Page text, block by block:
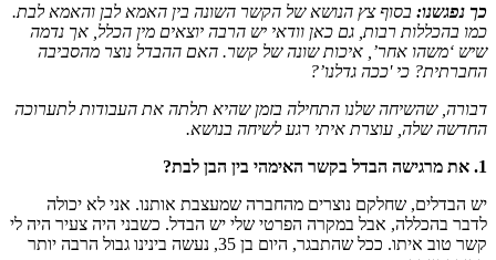
כך נפגשנו: בסוףצץ הנושא של הקשר השונה בין האמא לבן והאמא לבת.
כמו בהכללות רבות, גם כאן וודאי יש הרבה יוצאים מין הכלל, אך נדמה
שיש ‘משהו אחר’, איכות שונה של קשר. האם ההבדל נוצר מהסביבה
החברתית? כי 'ככה גדלנו’?
דבורה, שהשיחה שלנו התחילה בזמן שהיא תלתה את העבודות לתערוכה
החדשה שלה, עוצרת איתי רגע לשיחה בנושא.
1. את מרגישה הבדל בקשר האימהי בין הבן לבת?
יש הבדלים, שחלקם נוצרים מהחברה שמעצבת אותנו. אני לא יכולה
לדבר בהכללה, אבל במקרה הפרטי שלי יש הבדל. כשבני היה צעיר היה לי
קשר טוב איתו. ככל שהתבגר, היום בן 35, נעשה בינינו גבול הרבה יותר